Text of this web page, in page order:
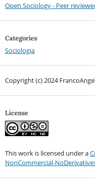
Open Sociology - Peer
Categories
Sociologia
Copyright (c) 2024
License
This work is licensed under a
NonCommercial-